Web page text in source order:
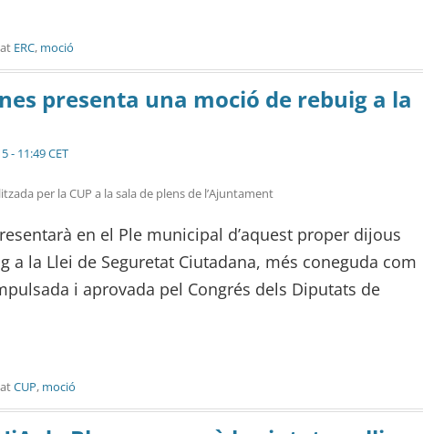
ERC, moció
presenta una moció de rebuig a la
- 11:49 CET
per la CUP a la sala de plens de l’Ajuntament
en el Ple municipal d’aquest proper dijous
a la Llei de Seguretat Ciutadana, més coneguda com
i aprovada pel Congrés dels Diputats de
CUP, moció